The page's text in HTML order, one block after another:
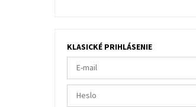
KLASICKÉ PRIHLÁSENIE